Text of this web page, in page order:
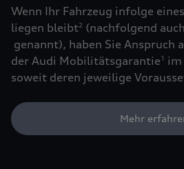
Wenn Ihr Fahrzeug infolge
liegen bleibt2 (nachfolgend
genannt), haben Sie Anspruch
der Audi Mobilitätsgarantie1
im
soweit deren jeweilige
Mehr